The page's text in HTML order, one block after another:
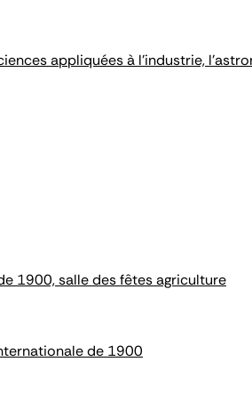
appliquées à l'industrie,
1900, salle des fêtes agriculture
de 1900